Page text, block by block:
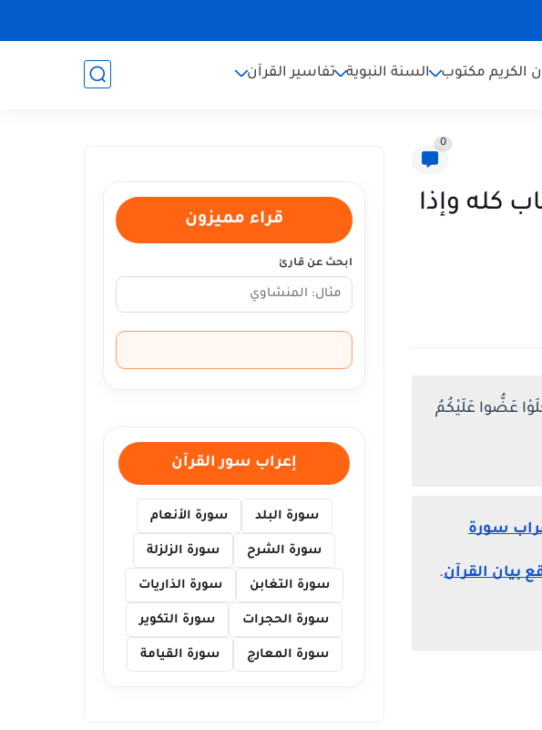
الكريم مكتوب السنة النبوية تفاسير القرآن
0
كله وإذا
عَضُّوا عَلَيْكُمُ
سورة
بيان القرآن.
قراء مميزون
ابحث عن قارئ
إعراب سور القرآن
سورة البلد سورة الأنعام
سورة الشرح سورة الزلزلة
سورة التغابن سورة الذاريات
سورة الحجرات سورة التكوير
سورة المعارج سورة القيامة